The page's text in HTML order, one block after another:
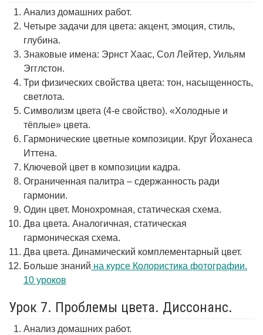
Анализ домашних работ.
Четыре задачи для цвета: акцент, эмоция, стиль,
глубина.
Знаковые имена: Эрнст Хаас, Сол Лейтер, Уильям
Эгглстон.
Три физических свойства цвета: тон, насыщенность,
светлота.
Символизм цвета (4-е свойство). «Холодные и
тёплые» цвета.
Гармонические цветные композиции. Круг Йоханеса
Иттена.
Ключевой цвет в композиции кадра.
Ограниченная палитра – сдержанность ради
гармонии.
Один цвет. Монохромная, статическая схема.
Два цвета. Аналогичная, статическая
гармоническая схема.
Два цвета. Динамический комплементарный цвет.
Больше знаний на курсе Колористика фотографии.
10 уроков
Урок 7. Проблемы цвета. Диссонанс.
Анализ домашних работ.